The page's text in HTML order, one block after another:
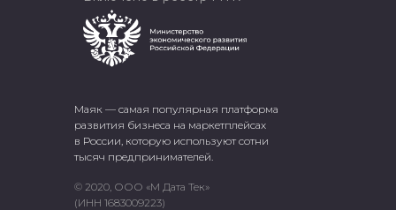
Маяк — самая популярная платформа
развития бизнеса на маркетплейсах
в России, которую используют сотни
тысяч предпринимателей.
© 2020, ООО «М Дата Тек»
(ИНН 1683009223)